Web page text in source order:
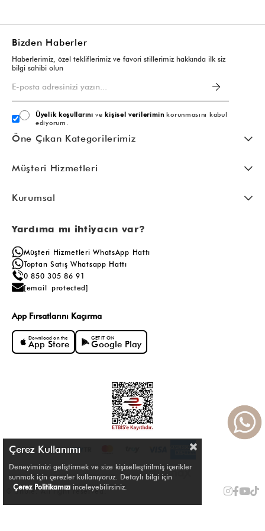
Bizden Haberler
Haberlerimiz, özel tekliflerimiz ve favori stillerimiz hakkında ilk siz
bilgi sahibi olun
Üyelik koşullarını vekişisel verileriminkorunmasını kabul
ediyorum.
Öne Çıkan Kategorilerimiz
Müşteri Hizmetleri
Kurumsal
Yardıma mı ihtiyacın var?
Müşteri Hizmetleri WhatsApp Hattı
Toptan Satış Whatsapp Hattı
0 850 305 86 91
[email protected]
App Fırsatlarını Kaçırma
Download on the
App Store
GET IT ON
Google Play
© Shule. All right reserved.
Çerez Kullanımı
Deneyiminizi geliştirmek ve size kişiselleştirilmiş içerikler
sunmak için çerezler kullanıyoruz. Detaylı bilgi için
Çerez Politikamızı inceleyebilirsiniz.